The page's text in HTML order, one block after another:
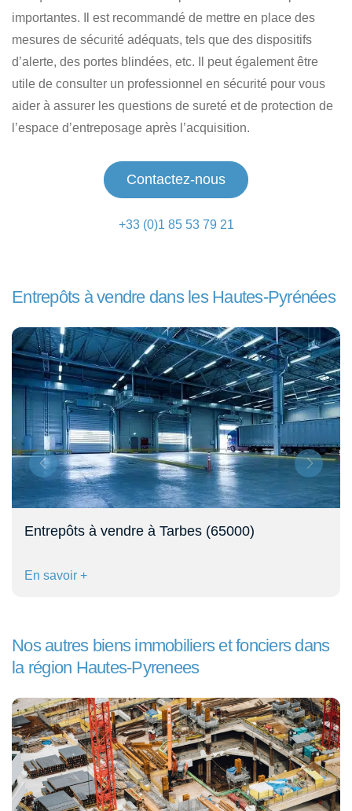
importantes. Il est recommandé de mettre en place des
mesures de sécurité adéquats, tels que des dispositifs
d’alerte, des portes blindées, etc. Il peut également être
utile de consulter un professionnel en sécurité pour vous
aider à assurer les questions de sureté et de protection de
l’espace d’entreposage après l’acquisition.
Contactez-nous
+33 (0)1 85 53 79 21
Entrepôts à vendre dans les Hautes-Pyrénées
Entrepôts à vendre à Tarbes (65000)
En savoir +
Nos autres biens immobiliers et fonciers dans
la région Hautes-Pyrenees